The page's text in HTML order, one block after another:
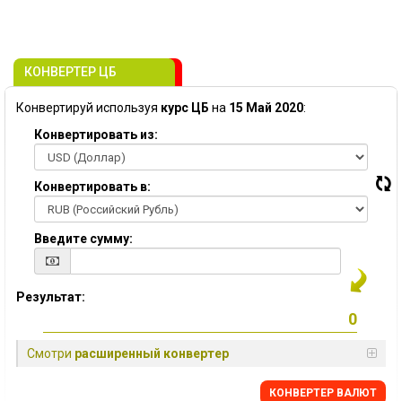
КОНВЕРТЕР ЦБ
Конвертируй используя курс ЦБ на 15 Май 2020:
Конвертировать из:
Конвертировать в:
Введите сумму:
Результат:
Смотри расширенный конвертер
КОНВЕРТЕР ВАЛЮТ